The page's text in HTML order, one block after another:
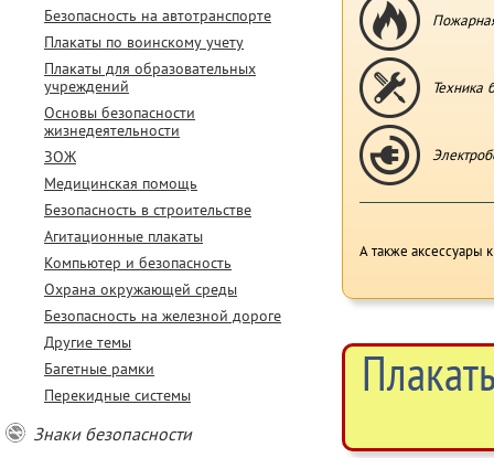
Безопасность на автотранспорте
Плакаты по воинскому учету
Плакаты для образовательных
учреждений
Основы безопасности
жизнедеятельности
ЗОЖ
Медицинская помощь
Безопасность в строительстве
Агитационные плакаты
Компьютер и безопасность
Охрана окружающей среды
Безопасность на железной дороге
Другие темы
Багетные рамки
Перекидные системы
Знаки безопасности
Техника
А также аксессуары